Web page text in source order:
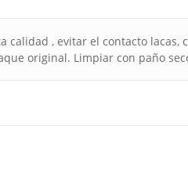
calidad , evitar el contacto
original. Limpiar con paño